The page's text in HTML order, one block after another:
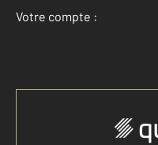
Votre compte :